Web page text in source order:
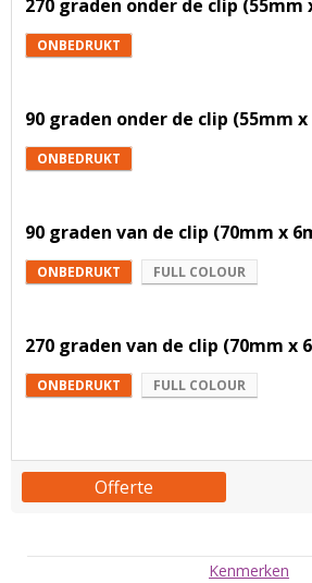
270 graden onder de clip (55mm
ONBEDRUKT
90 graden onder de clip (55mm
ONBEDRUKT
90 graden van de clip (70mm x
ONBEDRUKT FULL COLOUR
270 graden van de clip (70mm x
ONBEDRUKT FULL COLOUR
Offerte
Kenmerken